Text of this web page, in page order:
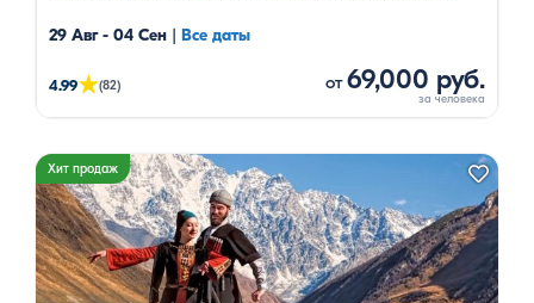
29 Авг - 04 Сен Все даты
4.99★(82) от69,000 руб.
Хит продаж